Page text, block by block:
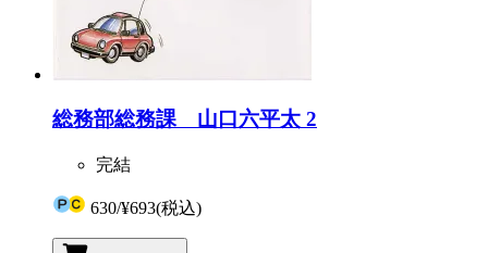
総務部総務課 山口六平太 2
完結
630/¥693(税込)